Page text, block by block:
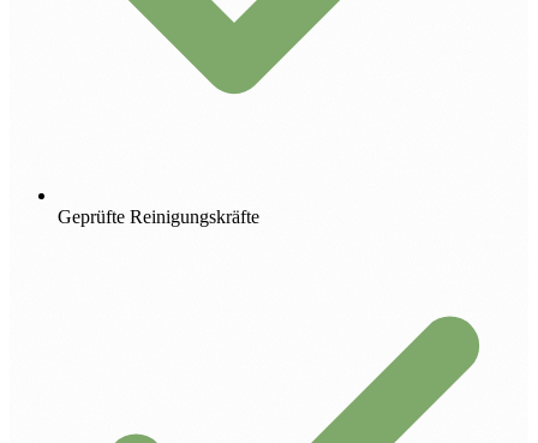
Geprüfte Reinigungskräfte